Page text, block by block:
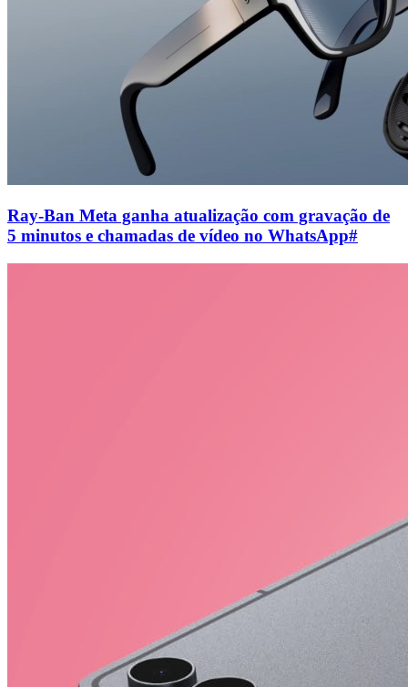
Ray-Ban Meta ganha atualização com gravação de
5 minutos e chamadas de vídeo no WhatsApp#